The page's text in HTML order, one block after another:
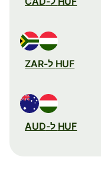
HUF ל-ZAR
HUF ל-AUD